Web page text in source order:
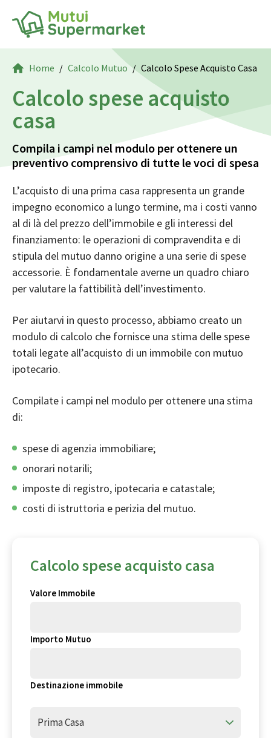
Home Calcolo Mutuo Calcolo Spese Acquisto Casa
Calcolo spese acquisto
casa
Compila i campi nel modulo per ottenere un
preventivo comprensivo di tutte le voci di spesa
L’acquisto di una prima casa rappresenta un grande
impegno economico a lungo termine, ma i costi vanno
al di là del prezzo dell’immobile e gli interessi del
finanziamento: le operazioni di compravendita e di
stipula del mutuo danno origine a una serie di spese
accessorie. È fondamentale averne un quadro chiaro
per valutare la fattibilità dell’investimento.
Per aiutarvi in questo processo, abbiamo creato un
modulo di calcolo che fornisce una stima delle spese
totali legate all’acquisto di un immobile con mutuo
ipotecario.
Compilate i campi nel modulo per ottenere una stima
di:
spese di agenzia immobiliare;
onorari notarili;
imposte di registro, ipotecaria e catastale;
costi di istruttoria e perizia del mutuo.
Calcolo spese acquisto casa
Valore Immobile
Importo Mutuo
Destinazione immobile
Prima Casa